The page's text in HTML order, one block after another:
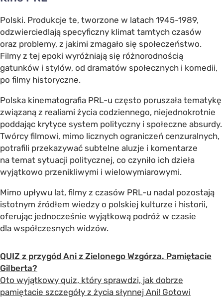
Polski. Produkcje te, tworzone w latach 1945-1989,
odzwierciedlają specyficzny klimat tamtych czasów
oraz problemy, z jakimi zmagało się społeczeństwo.
Filmy z tej epoki wyróżniają się różnorodnością
gatunków i stylów, od dramatów społecznych i komedii,
po filmy historyczne.
Polska kinematografia PRL-u często poruszała tematykę
związaną z realiami życia codziennego, niejednokrotnie
poddając krytyce system polityczny i społeczne absurdy.
Twórcy filmowi, mimo licznych ograniczeń cenzuralnych,
potrafili przekazywać subtelne aluzje i komentarze
na temat sytuacji politycznej, co czyniło ich dzieła
wyjątkowo przenikliwymi i wielowymiarowymi.
Mimo upływu lat, filmy z czasów PRL-u nadal pozostają
istotnym źródłem wiedzy o polskiej kulturze i historii,
oferując jednocześnie wyjątkową podróż w czasie
dla współczesnych widzów.
QUIZ z przygód Ani z Zielonego Wzgórza. Pamiętacie
Gilberta?
Oto wyjątkowy quiz, który sprawdzi, jak dobrze
pamiętacie szczegóły z życia słynnej Ani! Gotowi